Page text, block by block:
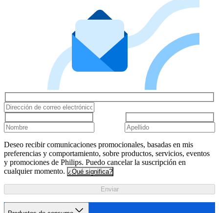
Deseo recibir comunicaciones promocionales, basadas en mis
preferencias y comportamiento, sobre productos, servicios, eventos
y promociones de Philips. Puedo cancelar la suscripción en
cualquier momento. ¿Qué significa?
Enviar